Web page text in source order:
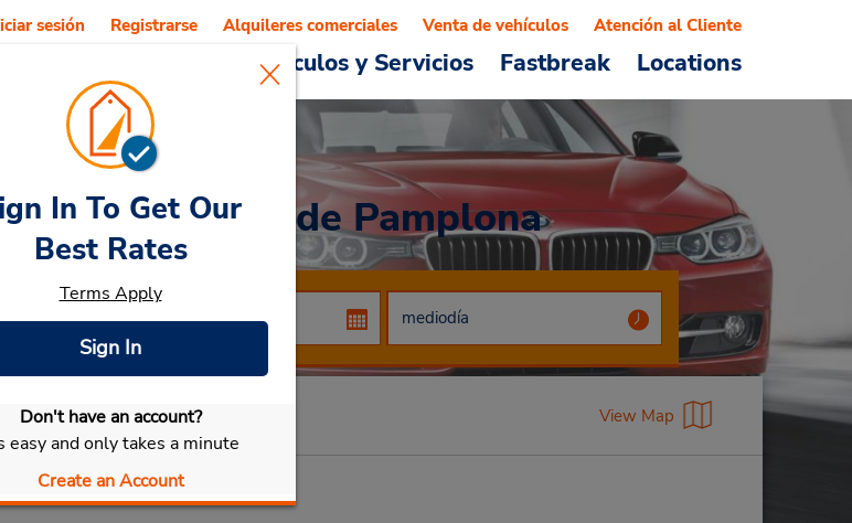
Vehículos y Servicios Fastbreak Locations
sesión Registrarse Alquileres comerciales Venta de vehículos Atención al Cliente
de trenes de Pamplona
Seleccionar mi vehículo
In To Get Our
Best Rates
Terms Apply
Sign In
Don't have an account?
easy and only takes a minute
Create an Account
de Pamplona View Map